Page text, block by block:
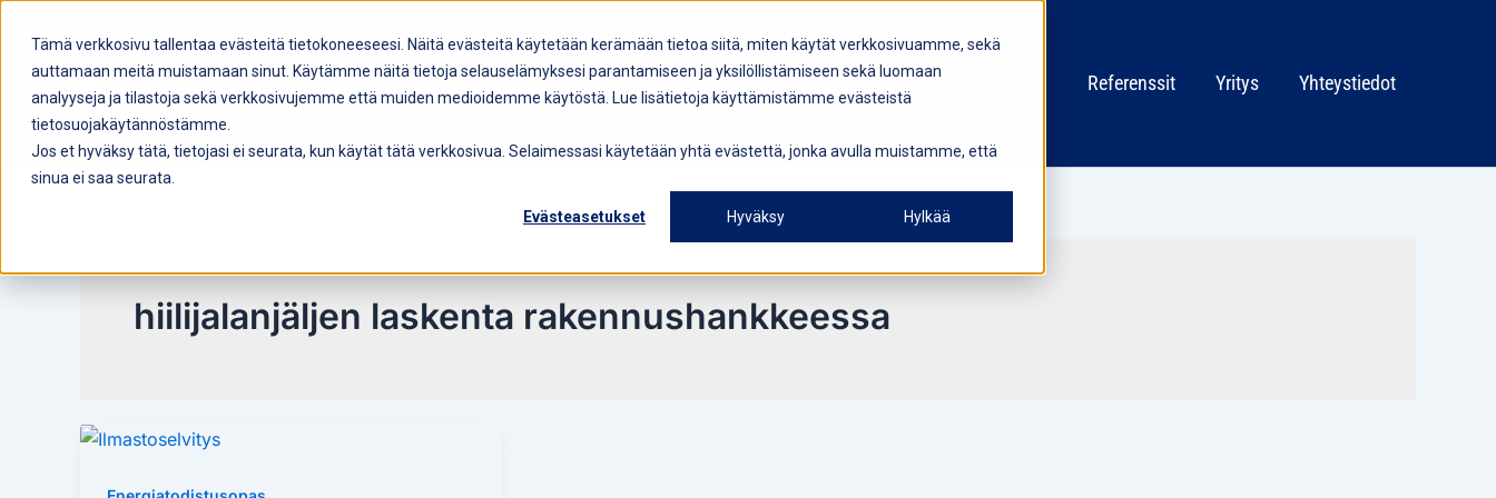
Tämä verkkosivu tallentaa evästeitä tietokoneeseesi. Näitä evästeitä käytetään kerämään tietoa siitä, miten käytät verkkosivuamme, sekä
auttamaan meitä muistamaan sinut. Käytämme näitä tietoja selauselämyksesi parantamiseen ja yksilöllistämiseen sekä luomaan
analyyseja ja tilastoja sekä verkkosivujemme että muiden medioidemme käytöstä. Lue lisätietoja käyttämistämme evästeistä
tietosuojakäytännöstämme.
Jos et hyväksy tätä, tietojasi ei seurata, kun käytät tätä verkkosivua. Selaimessasi käytetään yhtä evästettä, jonka avulla muistamme, että
sinua ei saa seurata.
Evästeasetukset Hyväksy Hylkää
sisältöön
Energiatodistus Ilmastoselvitys Tietopankki Usein kysyttyä Referenssit Yritys Yhteystiedot
hiilijalanjäljen laskenta rakennushankkeessa